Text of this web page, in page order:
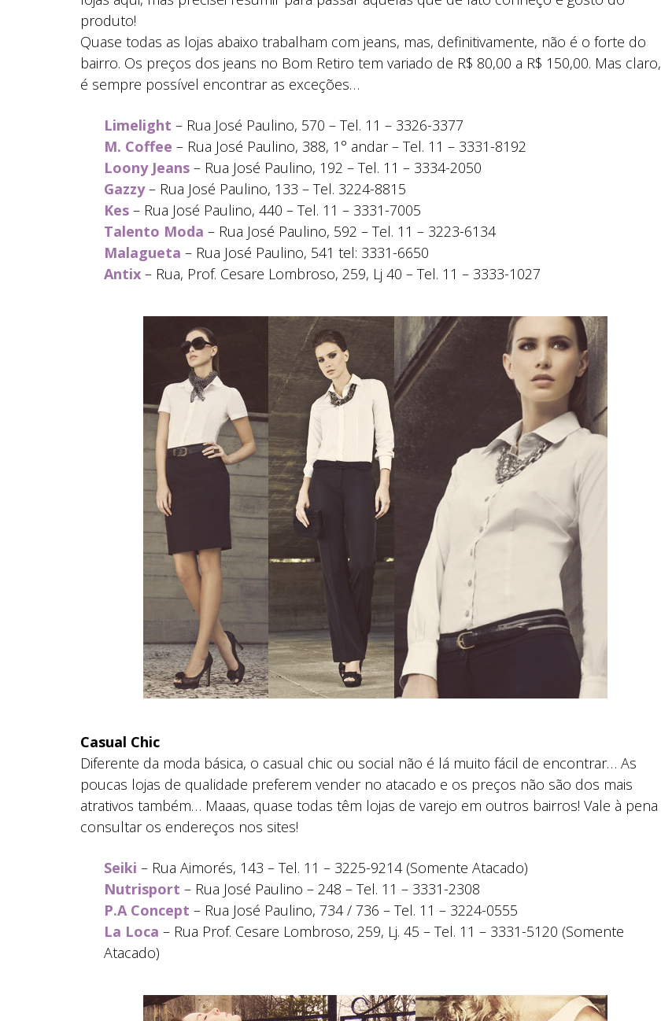
produto!
Quase todas as lojas abaixo trabalham com jeans, mas, definitivamente, não é o forte do
bairro. Os preços dos jeans no Bom Retiro tem variado de R$ 80,00 a R$ 150,00. Mas claro,
é sempre possível encontrar as exceções…
Limelight – Rua José Paulino, 570 – Tel. 11 – 3326-3377
M. Coffee – Rua José Paulino, 388, 1° andar – Tel. 11 – 3331-8192
Loony Jeans – Rua José Paulino, 192 – Tel. 11 – 3334-2050
Gazzy– Rua José Paulino, 133 – Tel. 3224-8815
Kes – Rua José Paulino, 440 – Tel. 11 – 3331-7005
Talento Moda – Rua José Paulino, 592 – Tel. 11 – 3223-6134
Malagueta – Rua José Paulino, 541 tel: 3331-6650
Antix – Rua, Prof. Cesare Lombroso, 259, Lj 40 – Tel. 11 – 3333-1027
Casual Chic
Diferente da moda básica, o casual chic ou social não é lá muito fácil de encontrar… As
poucas lojas de qualidade preferem vender no atacado e os preços não são dos mais
atrativos também… Maaas, quase todas têm lojas de varejo em outros bairros! Vale à pena
consultar os endereços nos sites!
Seiki – Rua Aimorés, 143 – Tel. 11 – 3225-9214 (Somente Atacado)
Nutrisport – Rua José Paulino – 248 – Tel. 11 – 3331-2308
P.A Concept – Rua José Paulino, 734 / 736 – Tel. 11 – 3224-0555
La Loca – Rua Prof. Cesare Lombroso, 259, Lj. 45 – Tel. 11 – 3331-5120 (Somente
Atacado)